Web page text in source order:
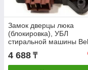
Замок дверцы люка
(блокировка), УБЛ
стиральной машины
2805310800
для Arcelik
4 688 ₸